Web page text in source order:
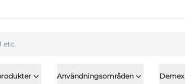
Användningsområden Demex